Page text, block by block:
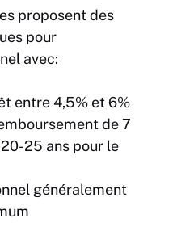
proposent des
pour
avec:
entre 4,5% et 6%
de 7
25 ans pour le
généralement